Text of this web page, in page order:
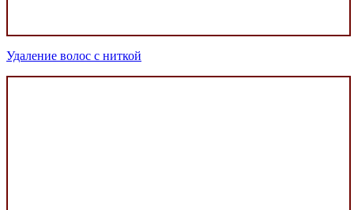
Удаление волос с ниткой